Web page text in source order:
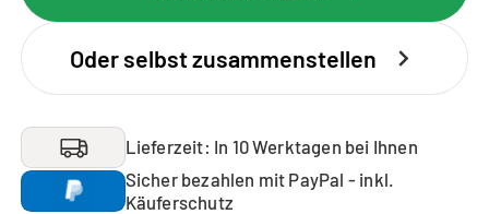
Oder selbst zusammenstellen
Lieferzeit: In 10 Werktagen bei Ihnen
Sicher bezahlen mit PayPal - inkl.
Käuferschutz